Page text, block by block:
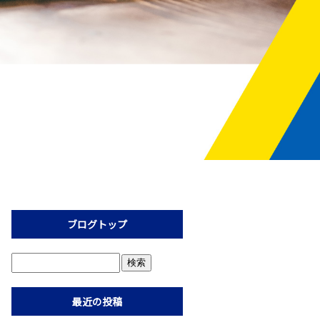
ブログトップ
最近の投稿